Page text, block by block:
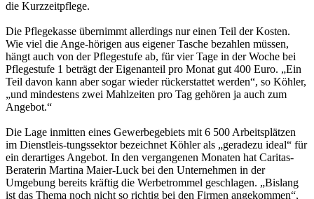
die Kurzzeitpflege.
Die Pflegekasse übernimmt allerdings nur einen Teil der Kosten.
Wie viel die Ange-hörigen aus eigener Tasche bezahlen müssen,
hängt auch von der Pflegestufe ab, für vier Tage in der Woche bei
Pflegestufe 1 beträgt der Eigenanteil pro Monat gut 400 Euro. „Ein
Teil davon kann aber sogar wieder rückerstattet werden“, so Köhler,
„und mindestens zwei Mahlzeiten pro Tag gehören ja auch zum
Angebot.“
Die Lage inmitten eines Gewerbegebiets mit 6 500 Arbeitsplätzen
im Dienstleis-tungssektor bezeichnet Köhler als „geradezu ideal“ für
ein derartiges Angebot. In den vergangenen Monaten hat Caritas-
Beraterin Martina Maier-Luck bei den Unternehmen in der
Umgebung bereits kräftig die Werbetrommel geschlagen. „Bislang
ist das Thema noch nicht so richtig bei den Firmen angekommen“,